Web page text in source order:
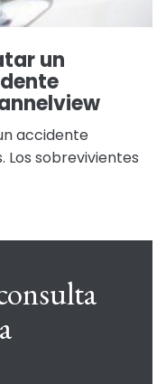
un
accidente
sobrevivientes